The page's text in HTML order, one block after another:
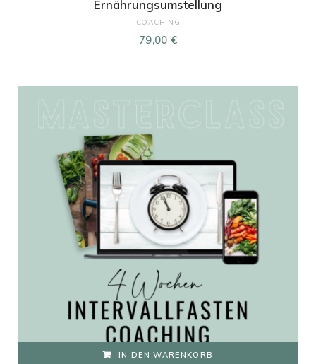
Ernährungsumstellung
COACHING
79,00 €
IN DEN WARENKORB